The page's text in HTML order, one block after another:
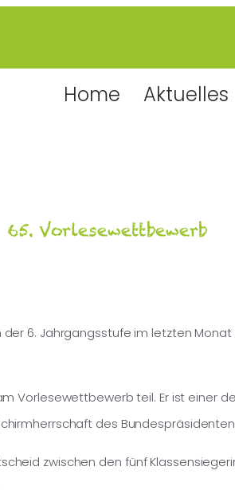
Home Aktuelles
65. Vorlesewettbewerb
6. Jahrgangsstufe im letzten
Vorlesewettbewerb teil. Er ist einer
des
zwischen den fünf